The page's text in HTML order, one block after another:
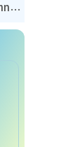
開倉優惠｜銅鑼灣時代廣場Doughnut/Campo Marzio開倉低至1折！背囊、書包、手袋劈價$200起